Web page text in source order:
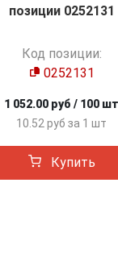
позиции 0252131
Код позиции:
0252131
1 052.00 руб / 100 шт
10.52 руб за 1 шт
Купить